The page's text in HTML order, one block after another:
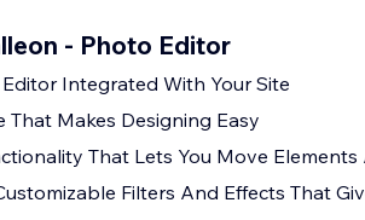
- Photo Editor
Integrated With Your Site
That Makes Designing Easy
That Lets You Move Elements
Filters And Effects That